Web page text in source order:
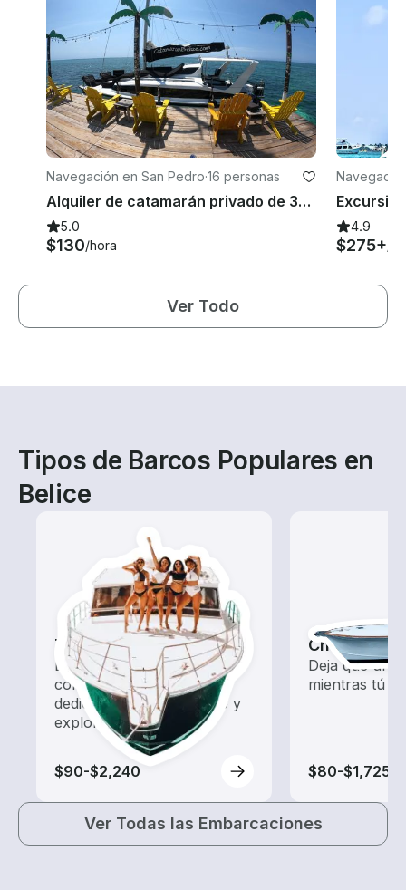
Navegación en San Pedro·16 personas
Alquiler de catamarán privado de 35 pies en Belice
5.0
$130/hora
4.9
$275+
Ver Todo
Tipos de Barcos Populares en
Belice
Tours
Explora las aguas locales
con un alquiler de barco
dedicado a hacer turismo y
exploración.
$90-$2,240
Chárteres
Deja que un
mientras tú
$80-$1,725
Ver Todas las Embarcaciones